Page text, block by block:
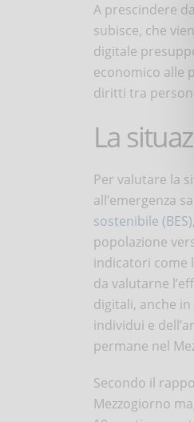
A prescindere
subisce, che
digitale
economico alle
diritti tra
La
Per valutare la
all’emergenza
sostenibile (BES)
popolazione
indicatori come
da valutarne
digitali, anche
individui e
permane nel
Secondo il
Mezzogiorno